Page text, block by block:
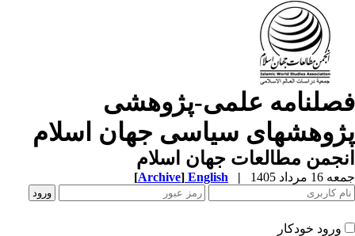
علمی-پژوهشی
سیاسی جهان اسلام
مطالعات جهان اسلام
مرداد 1405 |
English
[Archive]
ورود خودکار